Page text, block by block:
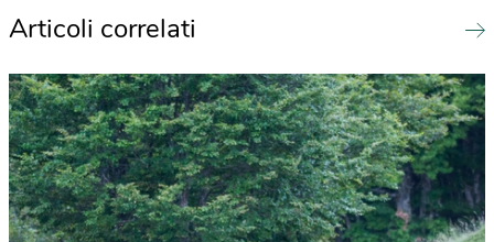
Articoli correlati